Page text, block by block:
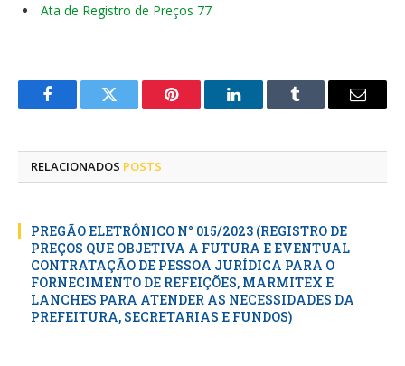
Ata de Registro de Preços 77
FacebookTwitter Pinterest LinkedInTumblr
E-
RELACIONADOS POSTS
PREGÃO ELETRÔNICO N° 015/2023 (REGISTRO DE
PREÇOS QUE OBJETIVA A FUTURA E EVENTUAL
CONTRATAÇÃO DE PESSOA JURÍDICA PARA O
FORNECIMENTO DE REFEIÇÕES, MARMITEX E
LANCHES PARA ATENDER AS NECESSIDADES DA
PREFEITURA, SECRETARIAS E FUNDOS)